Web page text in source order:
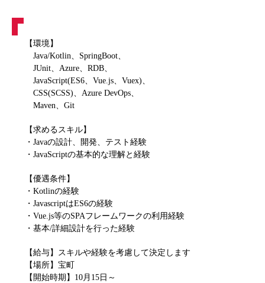
【環境】
Java/Kotlin、SpringBoot、
JUnit、Azure、RDB、
JavaScript(ES6、Vue.js、Vuex)、
CSS(SCSS)、Azure DevOps、
Maven、Git
【求めるスキル】
・Javaの設計、開発、テスト経験
・JavaScriptの基本的な理解と経験
【優遇条件】
・Kotlinの経験
・JavascriptはES6の経験
・Vue.js等のSPAフレームワークの利用経験
・基本/詳細設計を行った経験
【給与】スキルや経験を考慮して決定します
【場所】宝町
【開始時期】10月15日～